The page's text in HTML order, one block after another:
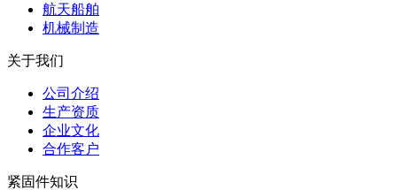
航天船舶
机械制造
关于我们
公司介绍
生产资质
企业文化
合作客户
紧固件知识